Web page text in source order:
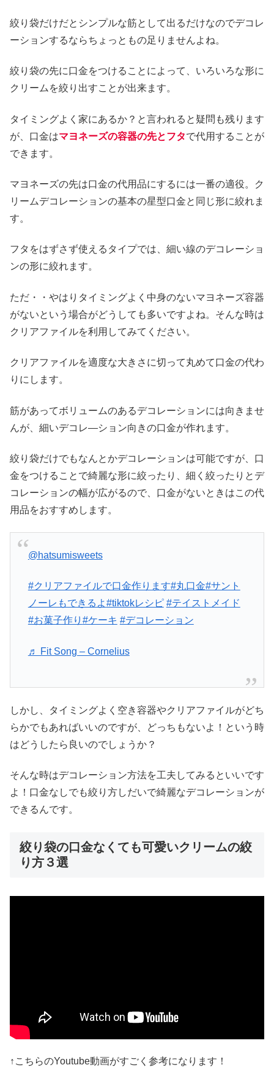
絞り袋だけだとシンプルな筋として出るだけなのでデコレ
ーションするならちょっともの足りませんよね。
絞り袋の先に口金をつけることによって、いろいろな形に
クリームを絞り出すことが出来ます。
タイミングよく家にあるか？と言われると疑問も残ります
が、口金はマヨネーズの容器の先とフタで代用することが
できます。
マヨネーズの先は口金の代用品にするには一番の適役。ク
リームデコレーションの基本の星型口金と同じ形に絞れま
す。
フタをはずさず使えるタイプでは、細い線のデコレーショ
ンの形に絞れます。
ただ・・やはりタイミングよく中身のないマヨネーズ容器
がないという場合がどうしても多いですよね。そんな時は
クリアファイルを利用してみてください。
クリアファイルを適度な大きさに切って丸めて口金の代わ
りにします。
筋があってボリュームのあるデコレーションには向きませ
んが、細いデコレ―ション向きの口金が作れます。
絞り袋だけでもなんとかデコレーションは可能ですが、口
金をつけることで綺麗な形に絞ったり、細く絞ったりとデ
コレーションの幅が広がるので、口金がないときはこの代
用品をおすすめします。
@hatsumisweets
#クリアファイルで口金作ります#丸口金#サント
ノーレもできるよ#tiktokレシピ #テイストメイド
#お菓子作り #ケーキ #デコレーション
♬ Fit Song – Cornelius
しかし、タイミングよく空き容器やクリアファイルがどち
らかでもあればいいのですが、どっちもないよ！という時
はどうしたら良いのでしょうか？
そんな時はデコレーション方法を工夫してみるといいです
よ！口金なしでも絞り方しだいで綺麗なデコレーションが
できるんです。
絞り袋の口金なくても可愛いクリームの絞
り方３選
↑こちらのYoutube動画がすごく参考になります！